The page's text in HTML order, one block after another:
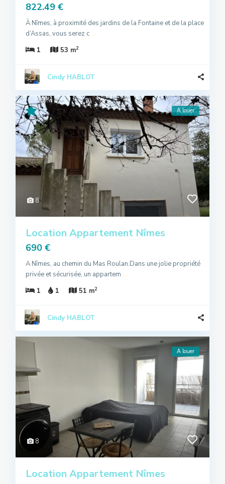
822.49 €
À Nîmes, à proximité des jardins de la Fontaine et de la place
d’Assas, vous serez c ...
1
53 m2
Cindy HABLOT
8
A louer
Location Appartement Nîmes
690 €
A Nîmes, au chemin du Mas Roulan.Dans une jolie propriété
privée et sécurisée, un appartem ...
1
1 51 m2
Cindy HABLOT
8
A louer
Location Appartement Nîmes